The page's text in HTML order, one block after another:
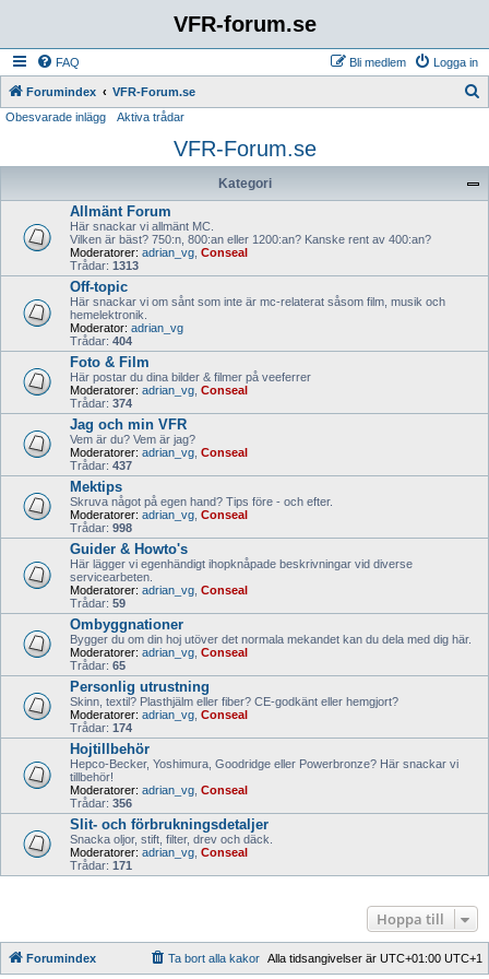
VFR-forum.se
FAQ Logga in
Bli medlem
Forumindex VFR-Forum.se
Obesvarade inlägg Aktiva trådar
VFR-Forum.se
Kategori
Allmänt Forum
Här snackar vi allmänt MC.
Vilken är bäst? 750:n, 800:an eller 1200:an? Kanske rent av 400:an?
Moderatorer: adrian_vg Conseal
Trådar: 1313
Off-topic
Här snackar vi om sånt som inte är mc-relaterat såsom film, musik och
hemelektronik.
Moderator: adrian_vg
Trådar: 404
Foto & Film
Här postar du dina bilder & filmer på veeferrer
Moderatorer: adrian_vg Conseal
Trådar: 374
Jag och min VFR
Vem är du? Vem är jag?
Moderatorer: adrian_vg Conseal
Trådar: 437
Mektips
Skruva något på egen hand? Tips före - och efter.
Moderatorer: adrian_vg Conseal
Trådar: 998
Guider & Howto's
Här lägger vi egenhändigt ihopknåpade beskrivningar vid diverse
servicearbeten.
Moderatorer: adrian_vg Conseal
Trådar: 59
Ombyggnationer
Bygger du om din hoj utöver det normala mekandet kan du dela med dig här.
Moderatorer: adrian_vg Conseal
Trådar: 65
Personlig utrustning
Skinn, textil? Plasthjälm eller fiber? CE-godkänt eller hemgjort?
Moderatorer: adrian_vg Conseal
Trådar: 174
Hojtillbehör
Hepco-Becker, Yoshimura, Goodridge eller Powerbronze? Här snackar vi
tillbehör!
Moderatorer: adrian_vg Conseal
Trådar: 356
Slit- och förbrukningsdetaljer
Snacka oljor, stift, filter, drev och däck.
Moderatorer: adrian_vg Conseal
Trådar: 171
Hoppa till
Forumindex Alla tidsangivelser är UTC+01:00 UTC+1
Ta bort alla kakor